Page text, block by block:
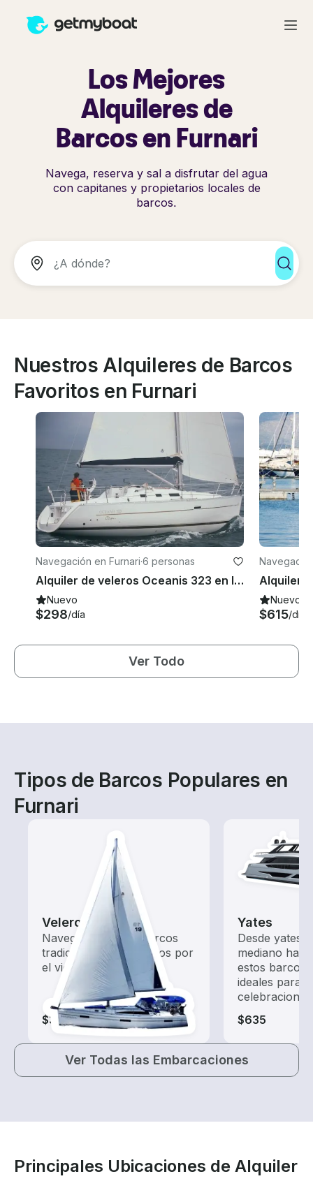
Los Mejores
Alquileres de
Barcos en Furnari
Navega, reserva y sal a disfrutar del agua
con capitanes y propietarios locales de
barcos.
Nuestros Alquileres de Barcos
Favoritos en Furnari
Navegación en Furnari·6 personas
Alquiler de veleros Oceanis 323 en Italia
Nuevo
$298/día
Nuevo
$615/día
Ver Todo
Tipos de Barcos Populares en
Furnari
Veleros
Navega con estos barcos
tradicionales impulsados por
el viento.
$315-$1,280
Yates
Desde yates
mediano
estos barcos
ideales para
$635
Ver Todas las Embarcaciones
Principales Ubicaciones de Alquiler